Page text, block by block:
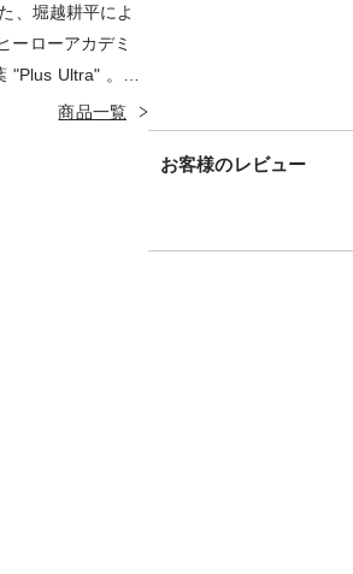
、堀越耕平によ
ーローアカデミ
Ultra" 。そ
ヒーローを夢見
商品一覧
お客様のレビュー